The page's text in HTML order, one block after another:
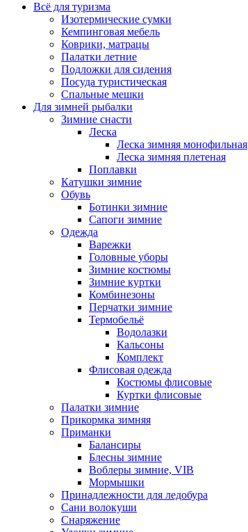
Всё для туризма
Изотермические сумки
Кемпинговая мебель
Коврики, матрацы
Палатки летние
Подложки для сидения
Посуда туристическая
Спальные мешки
Для зимней рыбалки
Зимние снасти
Леска
Леска зимняя монофильная
Леска зимняя плетеная
Поплавки
Катушки зимние
Обувь
Ботинки зимние
Сапоги зимние
Одежда
Варежки
Головные уборы
Зимние костюмы
Зимние куртки
Комбинезоны
Перчатки зимние
Термобельё
Водолазки
Кальсоны
Комплект
Флисовая одежда
Костюмы флисовые
Куртки флисовые
Палатки зимние
Прикормка зимняя
Приманки
Балансиры
Блесны зимние
Воблеры зимние, VIB
Мормышки
Принадлежности для ледобура
Сани волокуши
Снаряжение